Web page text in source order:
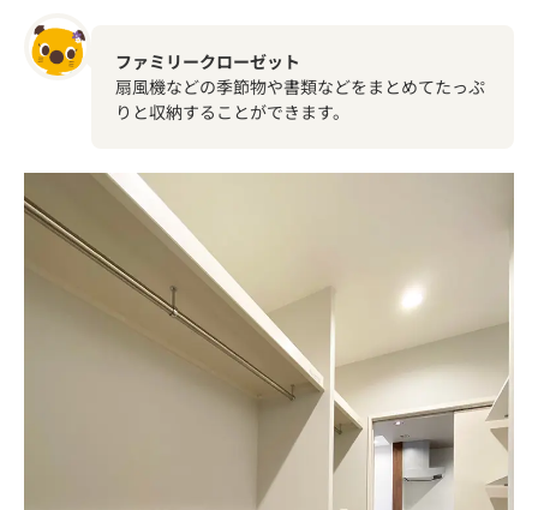
ファミリークローゼット
扇風機などの季節物や書類などをまとめてたっぷ
りと収納することができます。